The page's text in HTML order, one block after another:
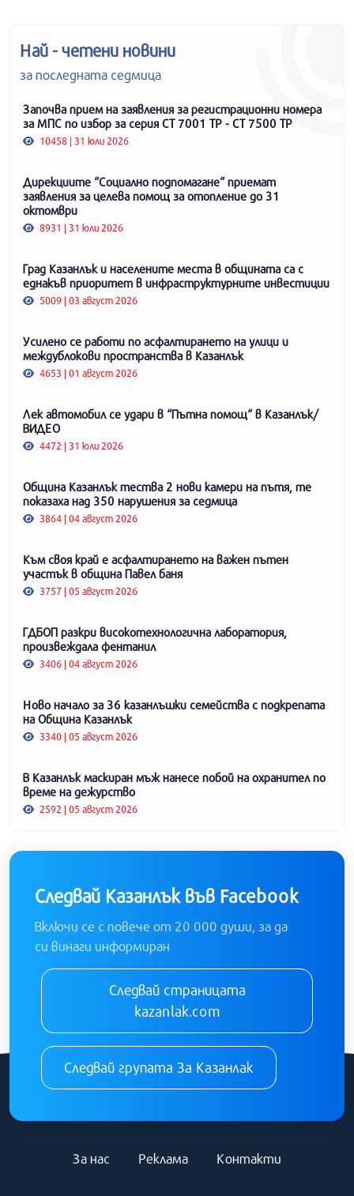
Най - четени новини
за последната седмица
Започва прием на заявления за регистрационни номера
за МПС по избор за серия СТ 7001 ТР - СТ 7500 ТР
10458 | 31 юли 2026
Дирекциите “Социално подпомагане“ приемат
заявления за целева помощ за отопление до 31
октомври
8931 | 31 юли 2026
Град Казанлък и населените места в общината са с
еднакъв приоритет в инфраструктурните инвестиции
5009 | 03 август 2026
Усилено се работи по асфалтирането на улици и
междублокови пространства в Казанлък
4653 | 01 август 2026
Лек автомобил се удари в “Пътна помощ“ в Казанлък/
ВИДЕО
4472 | 31 юли 2026
Община Казанлък тества 2 нови камери на пътя, те
показаха над 350 нарушения за седмица
3864 | 04 август 2026
Към своя край е асфалтирането на важен пътен
участък в община Павел баня
3757 | 05 август 2026
ГДБОП разкри високотехнологична лаборатория,
произвеждала фентанил
3406 | 04 август 2026
Ново начало за 36 казанлъшки семейства с подкрепата
на Община Казанлък
3340 | 05 август 2026
В Казанлък маскиран мъж нанесе побой на охранител по
време на дежурство
2592 | 05 август 2026
Следвай Казанлък във Facebook
Включи се с повече от 20 000 души, за да
си винаги информиран
Следвай страницата
kazanlak.com
Следвай групата За Казанлак
За нас Реклама Контакти